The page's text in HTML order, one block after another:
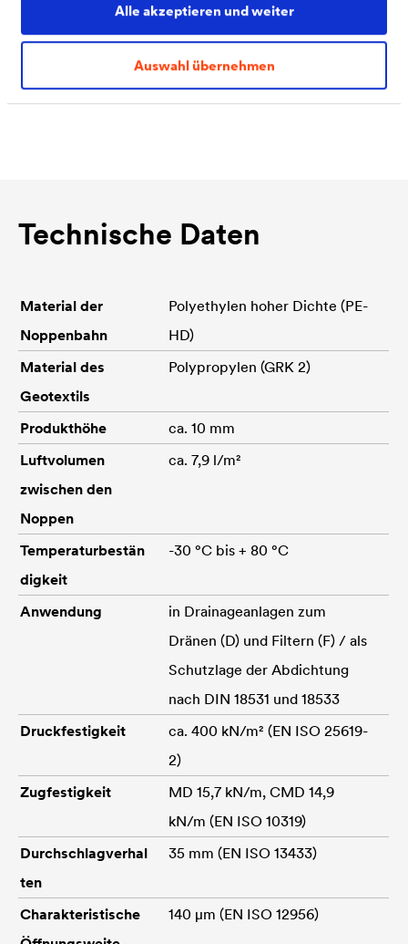
Alle akzeptieren und weiter
Auswahl übernehmen
Gärten der Bahai als Friedenssymbol und Ort der Ruhe.
-TERRAXX wurde bei den Terrassenbauten als
mehr!
Technische Daten
Material der
Noppenbahn
Polyethylen hoher Dichte (PE-
HD)
Material des
Geotextils
Polypropylen (GRK 2)
Produkthöhe
ca. 10 mm
Luftvolumen
zwischen den
Noppen
ca. 7,9 l/m²
Temperaturbestän
digkeit
-30 °C bis + 80 °C
Anwendung
in Drainageanlagen zum
Dränen (D) und Filtern (F) / als
Schutzlage der Abdichtung
nach DIN 18531 und 18533
Druckfestigkeit
ca. 400 kN/m² (EN ISO 25619-
2)
Zugfestigkeit
MD 15,7 kN/m, CMD 14,9
kN/m (EN ISO 10319)
Durchschlagverhal
ten
35 mm (EN ISO 13433)
Charakteristische
140 μm (EN ISO 12956)